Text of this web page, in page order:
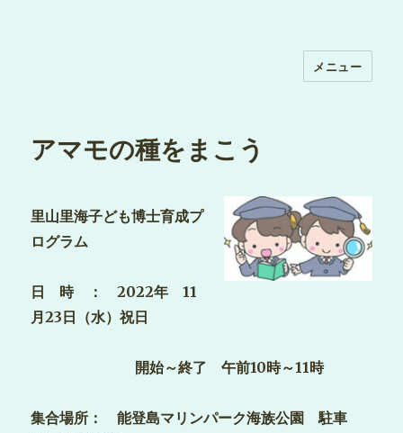
メニュー
アマモの種をまこう
里山里海子ども博士育成プ
ログラム
日 時 ： 2022年 11
月23日（水）祝日
開始～終了 午前10時～11時
集合場所： 能登島マリンパーク海族公園 駐車